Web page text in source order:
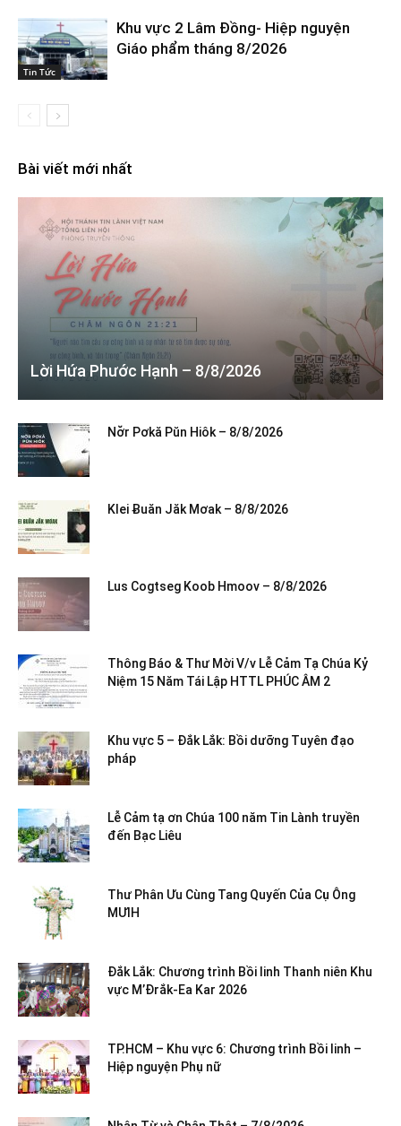
Tin Tức
Khu vực 2 Lâm Đồng- Hiệp nguyện
Giáo phẩm tháng 8/2026
Bài viết mới nhất
Lời Hứa Phước Hạnh – 8/8/2026
Nơ̆r Pơkă Pŭn Hiôk – 8/8/2026
Klei Ƀuăn Jăk Mơak – 8/8/2026
Lus Cogtseg Koob Hmoov – 8/8/2026
Thông Báo & Thư Mời V/v Lễ Cảm Tạ Chúa Kỷ
Niệm 15 Năm Tái Lập HTTL PHÚC ÂM 2
Khu vực 5 – Đắk Lắk: Bồi dưỡng Tuyên đạo
pháp
Lễ Cảm tạ ơn Chúa 100 năm Tin Lành truyền
đến Bạc Liêu
Thư Phân Ưu Cùng Tang Quyến Của Cụ Ông
MƯIH
Đắk Lắk: Chương trình Bồi linh Thanh niên Khu
vực M’Đrắk-Ea Kar 2026
TP.HCM – Khu vực 6: Chương trình Bồi linh –
Hiệp nguyện Phụ nữ